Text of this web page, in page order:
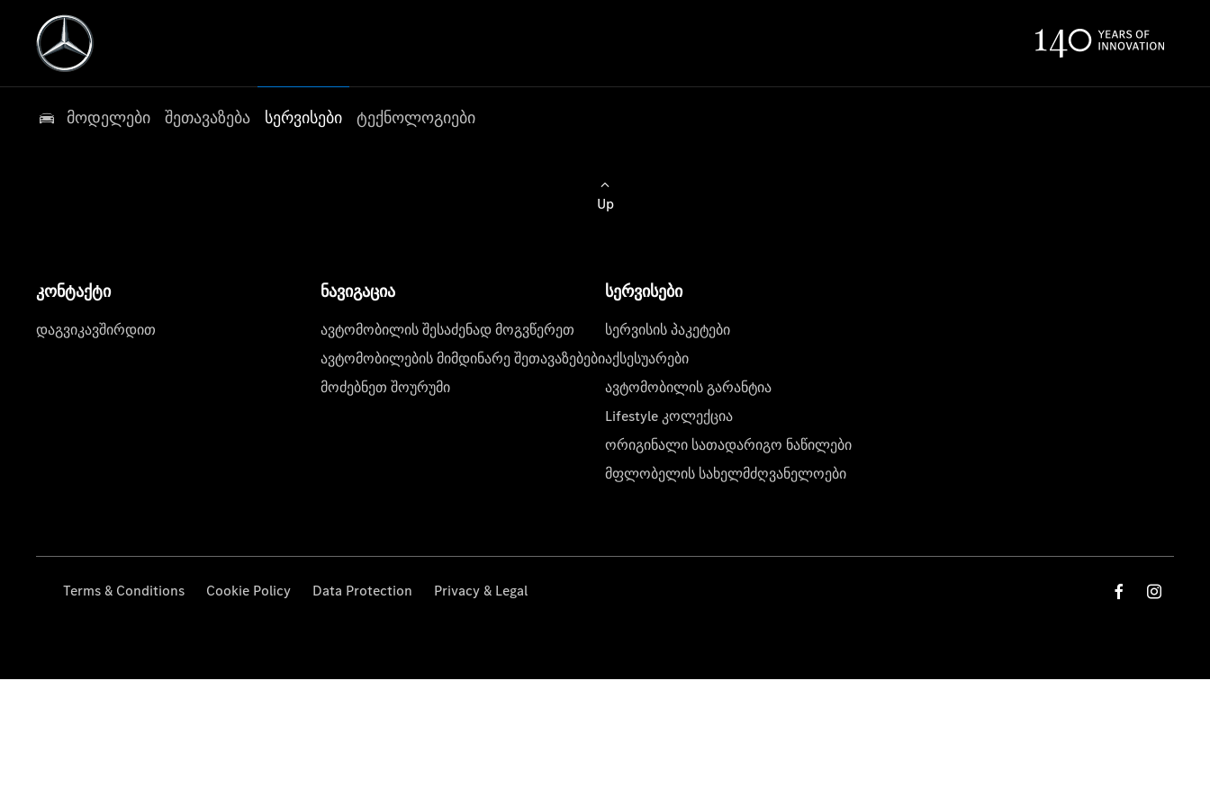
მოდელები შეთავაზება სერვისები ტექნოლოგიები
Up
კონტაქტი
დაგვიკავშირდით
ნავიგაცია
ავტომობილის შესაძენად მოგვწერეთ
ავტომობილების მიმდინარე შეთავაზებები
მოძებნეთ შოურუმი
სერვისები
სერვისის პაკეტები
აქსესუარები
ავტომობილის გარანტია
Lifestyle კოლექცია
ორიგინალი სათადარიგო ნაწილები
მფლობელის სახელმძღვანელოები
Terms & Conditions Cookie Policy Data Protection Privacy & Legal